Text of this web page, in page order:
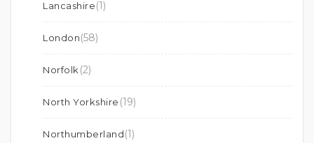
Lancashire(1)
London(58)
Norfolk (2)
North Yorkshire (19)
Northumberland(1)